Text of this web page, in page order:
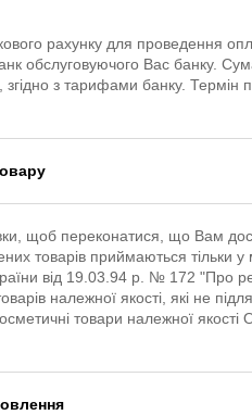
рахунку для проведення
обслуговуючого Вас банку.
з тарифами банку. Термін
щоб переконатися, що Вам
товарів приймаються тільки
від 19.03.94 р. № 172 "Про
належної якості, які не
товари належної